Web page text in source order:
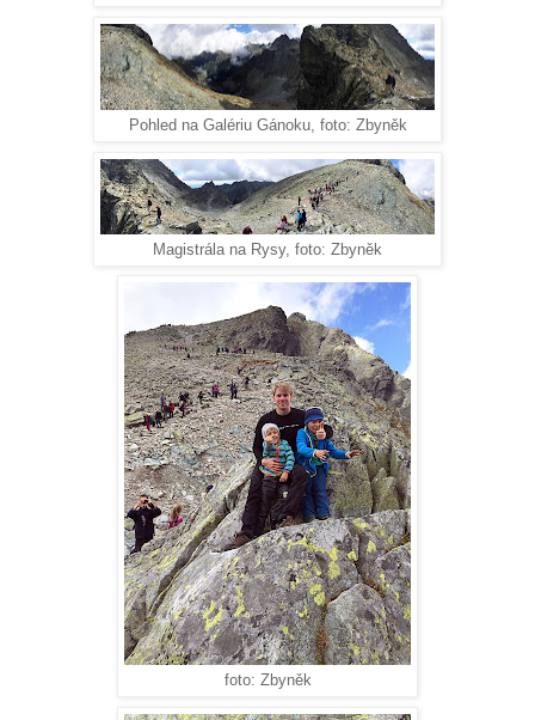
Pohled na Galériu Gánoku, foto: Zbyněk
Magistrála na Rysy, foto: Zbyněk
foto: Zbyněk